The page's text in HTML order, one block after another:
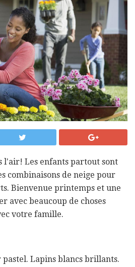
l'air! Les enfants partout sont
combinaisons de neige pour
Bienvenue printemps et une
avec beaucoup de choses
votre famille.
Lapins blancs brillants.